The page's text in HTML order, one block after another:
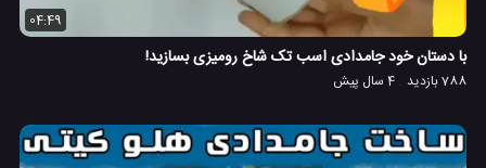
04:49
با دستان خود جامدادی اسب تک شاخ رومیزی بسازید!
788 بازدید 4 سال پیش